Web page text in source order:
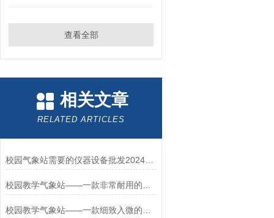
查看全部
相关文章
RELATED ARTICLES
校园气象站需要的仪器设备批发2024已更新